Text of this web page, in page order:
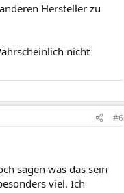
Hersteller zu
nicht
#6
sagen was das sein
viel. Ich